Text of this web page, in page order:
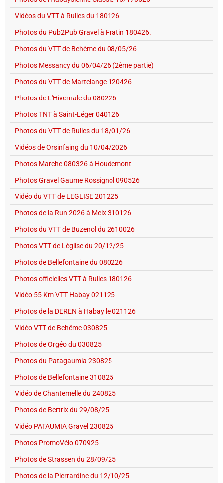
Vidéos du VTT à Rulles du 180126
Photos du Pub2Pub Gravel à Fratin 180426.
Photos du VTT de Behème du 08/05/26
Photos Messancy du 06/04/26 (2ème partie)
Photos du VTT de Martelange 120426
Photos de L'Hivernale du 080226
Photos TNT à Saint-Léger 040126
Photos du VTT de Rulles du 18/01/26
Vidéos de Orsinfaing du 10/04/2026
Photos Marche 080326 à Houdemont
Photos Gravel Gaume Rossignol 090526
Vidéo du VTT de LEGLISE 201225
Photos de la Run 2026 à Meix 310126
Photos du VTT de Buzenol du 2610026
Photos VTT de Léglise du 20/12/25
Photos de Bellefontaine du 080226
Photos officielles VTT à Rulles 180126
Vidéo 55 Km VTT Habay 021125
Photos de la DEREN à Habay le 021126
Vidéo VTT de Behême 030825
Photos de Orgéo du 030825
Photos du Patagaumia 230825
Photos de Bellefontaine 310825
Vidéo de Chantemelle du 240825
Photos de Bertrix du 29/08/25
Vidéo PATAUMIA Gravel 230825
Photos PromoVélo 070925
Photos de Strassen du 28/09/25
Photos de la Pierrardine du 12/10/25